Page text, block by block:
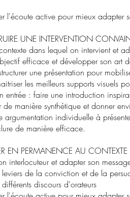
l'écoute active pour mieux adapter
UNE INTERVENTION
dans lequel on intervient et
efficace et développer son art
une présentation pour
les meilleurs supports visuels
entrée : faire une introduction
de manière synthétique et donner
argumentation individuelle à
de manière efficace.
EN PERMANENCE AU CONTEXTE
interlocuteur et adapter son
leviers de la conviction et de la
discours d'orateurs